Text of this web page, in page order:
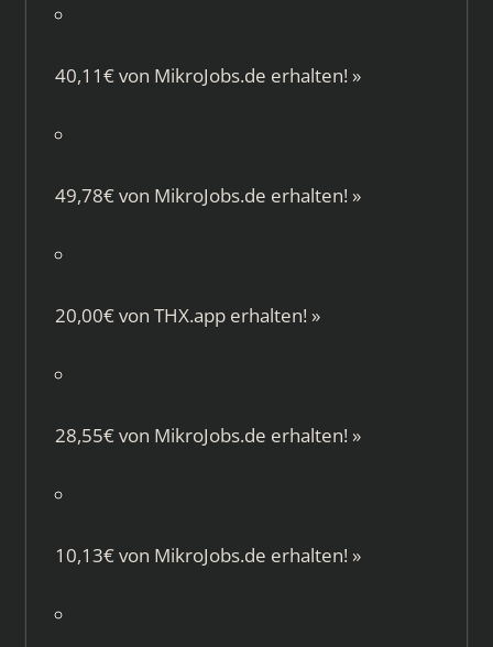
40,11€ von MikroJobs.de erhalten! »
49,78€ von MikroJobs.de erhalten! »
20,00€ von THX.apperhalten! »
28,55€ von MikroJobs.de erhalten! »
10,13€ von MikroJobs.de erhalten! »